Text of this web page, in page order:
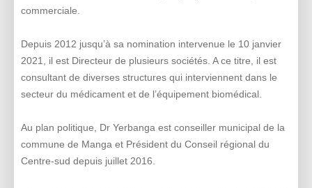
commerciale.
Depuis 2012 jusqu’à sa nomination intervenue le 10 janvier
2021, il est Directeur de plusieurs sociétés. A ce titre, il est
consultant de diverses structures qui interviennent dans le
secteur du médicament et de l’équipement biomédical.
Au plan politique, Dr Yerbanga est conseiller municipal de la
commune de Manga et Président du Conseil régional du
Centre-sud depuis juillet 2016.